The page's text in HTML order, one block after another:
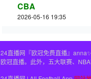
CBA
2026-05-16 19:35
24直播网『欧冠免费直播』
欧冠直播。此外，五大联赛、